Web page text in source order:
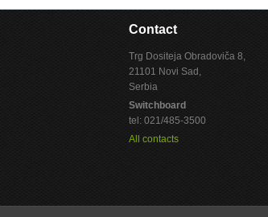
Contact
Trg Dositeja Obradoviča 8,
21101 Novi Sad,
Serbia
Switchboard
tel: 021/485-3500
All contacts